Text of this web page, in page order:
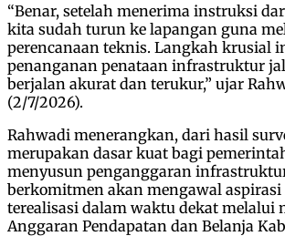
“Benar, setelah menerima instruksi
kita sudah turun ke lapangan guna
perencanaan teknis. Langkah krusial
penanganan penataan infrastruktur
berjalan akurat dan terukur,” ujar
(2/7/2026).
Rahwadi menerangkan, dari hasil
merupakan dasar kuat bagi
menyusun penganggaran
berkomitmen akan mengawal aspirasi
terealisasi dalam waktu dekat melalui
Anggaran Pendapatan dan Belanja